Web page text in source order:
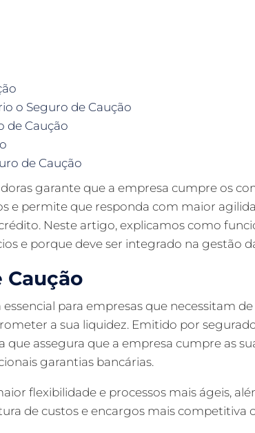
o Seguro de Caução
de Caução
de Caução
garante que a empresa cumpre os
e permite que responda com maior
Neste artigo, explicamos como
e porque deve ser integrado na gestão
Caução
para empresas que necessitam
a sua liquidez. Emitido por
assegura que a empresa cumpre as
garantias bancárias.
flexibilidade e processos mais ágeis,
de custos e encargos mais competitiva